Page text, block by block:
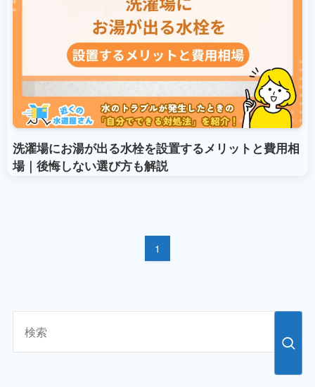
洗濯場にお湯が出る水栓を設置するメリットと費用相
場｜後悔しない選び方も解説
1